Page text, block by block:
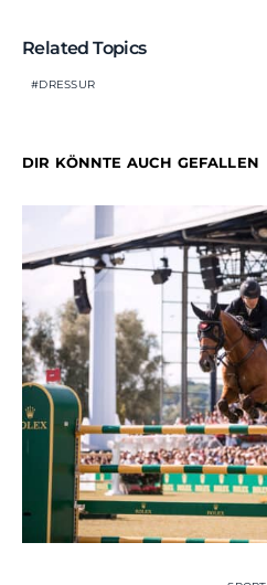
Related Topics
DRESSUR
DIR KÖNNTE AUCH GEFALLEN